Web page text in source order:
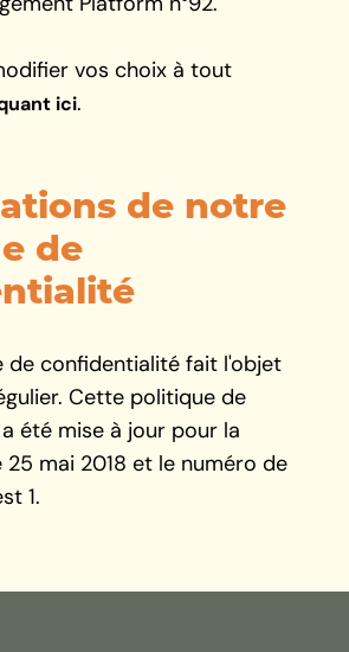
Platform n°92.
vos choix à tout
ici.
de notre
de
de confidentialité fait l'objet
Cette politique de
été mise à jour pour la
25 mai 2018 et le numéro de
1.